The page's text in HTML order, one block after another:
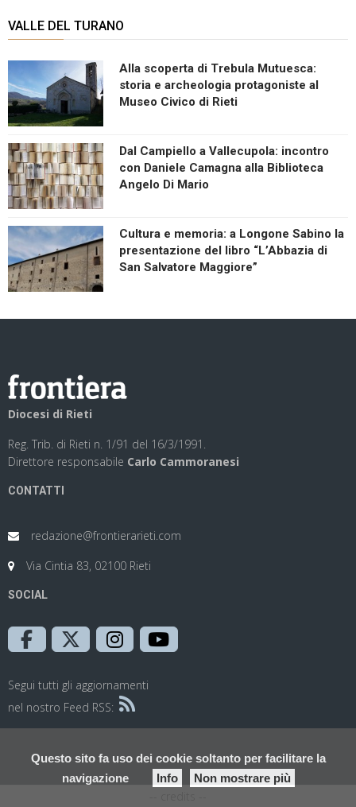
Questo sito fa uso dei cookie soltanto per facilitare la
navigazione
Info Non mostrare più
VALLE DEL TURANO
Alla scoperta di Trebula Mutuesca:
storia e archeologia protagoniste al
Museo Civico di Rieti
Dal Campiello a Vallecupola: incontro
con Daniele Camagna alla Biblioteca
Angelo Di Mario
Cultura e memoria: a Longone Sabino la
presentazione del libro “L’Abbazia di
San Salvatore Maggiore”
Diocesi di Rieti
Reg. Trib. di Rieti n. 1/91 del 16/3/1991.
Direttore responsabile Carlo Cammoranesi
CONTATTI
redazione@frontierarieti.com
Via Cintia 83, 02100 Rieti
SOCIAL
Segui tutti gli aggiornamenti
nel nostro Feed RSS: